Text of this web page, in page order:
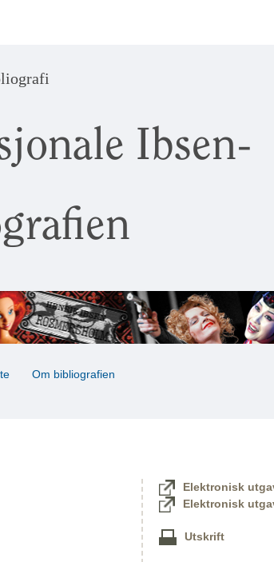
Ibsen-
Om bibliografien
Elektronisk
Elektronisk
Utskrift